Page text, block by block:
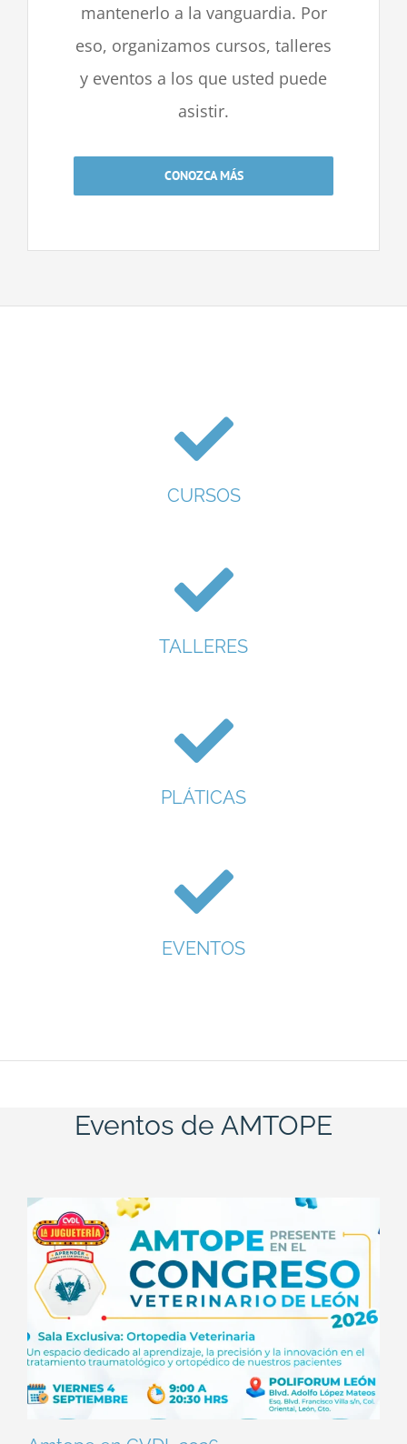
mantenerlo a la vanguardia. Por
eso, organizamos cursos, talleres
y eventos a los que usted puede
asistir.
CONOZCA MÁS
CURSOS
TALLERES
PLÁTICAS
EVENTOS
Eventos de AMTOPE